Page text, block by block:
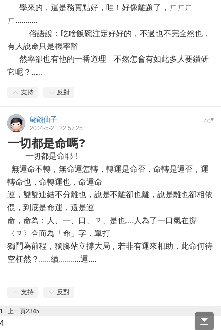
學來的，還是務實點好，哇！好像離題了，ㄏㄏㄏ
ㄏ...........
俗語說：吃啥飯碗注定好好的，不過也不完全然也，
有人說命只是機率豁
然率卻也有他的一番道理，不然怎會有如此多人要鑽研
它呢？......
支持 反對
40#
翩翩仙子
2004-5-21 22:57:25
一切都是命嗎?
一切都是命耶！
無運命不轉，無命運怎轉，轉運是命否，命轉是運否，運
轉命也，命轉運也，命運命
運，雙雙連結不分離也，說是不離卻也離，說是離也卻相依
偎，到底是命運，還是運
命，命為：人、一、口、ㄗ、是也....人為了一口氣在撐
〈ㄗ〉合而為「命」字，單打
獨鬥為前程，獨腳站立撐大局，若非有運來相助，此命何待
空枉然？......續...........運....
支持 反對
1 ..上一頁2345